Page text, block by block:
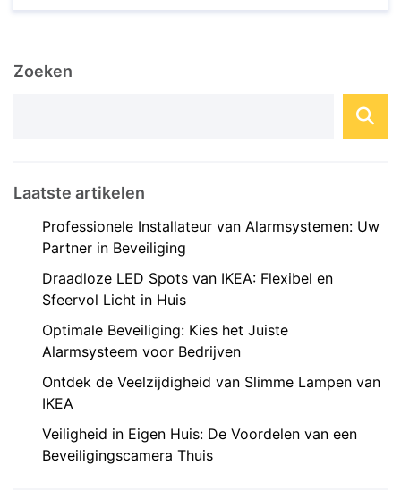
opkomst van draadloze technologieën zijn
betrouwbaarheid. Maar wat is nu ...
Zoeken
Laatste artikelen
Professionele Installateur van Alarmsystemen: Uw
Partner in Beveiliging
Draadloze LED Spots van IKEA: Flexibel en
Sfeervol Licht in Huis
Optimale Beveiliging: Kies het Juiste
Alarmsysteem voor Bedrijven
Ontdek de Veelzijdigheid van Slimme Lampen van
IKEA
Veiligheid in Eigen Huis: De Voordelen van een
Beveiligingscamera Thuis